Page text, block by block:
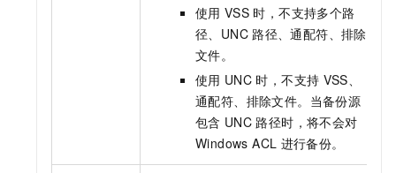
使用 VSS 时，不支持多个路
径、UNC 路径、通配符、排除
文件。
使用 UNC 时，不支持 VSS、
通配符、排除文件。当备份源
包含 UNC 路径时，将不会对
Windows ACL 进行备份。